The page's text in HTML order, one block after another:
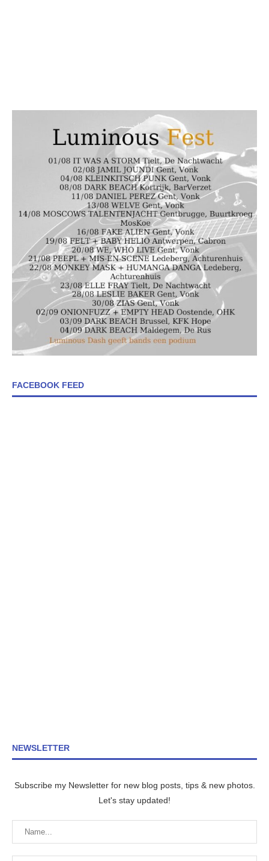
FACEBOOK FEED
NEWSLETTER
Subscribe my Newsletter for new blog posts, tips & new photos.
Let's stay updated!